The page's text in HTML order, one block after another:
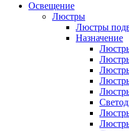
Освещение
Люстры
Люстры
Назначение